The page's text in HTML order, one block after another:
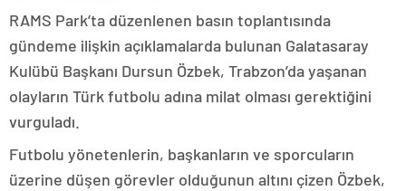
RAMS Park’ta düzenlenen basın toplantısında
gündeme ilişkin açıklamalarda bulunan Galatasaray
Kulübü Başkanı Dursun Özbek, Trabzon’da yaşanan
olayların Türk futbolu adına milat olması gerektiğini
vurguladı.
Futbolu yönetenlerin, başkanların ve sporcuların
üzerine düşen görevler olduğunun altını çizen Özbek,